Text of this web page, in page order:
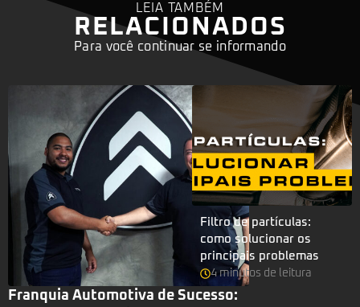
LEIA TAMBÉM
RELACIONADOS
Para você continuar se informando
Franquia Automotiva de Sucesso:
Filtro de partículas:
como solucionar os
principais problemas
4 minutos de leitura